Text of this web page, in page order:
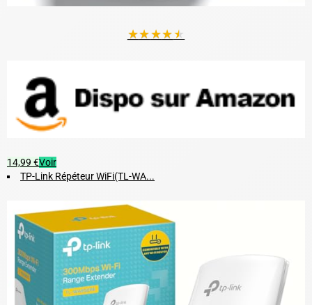
★★★★★
14,99 €Voir
TP-Link Répéteur WiFi(TL-WA...